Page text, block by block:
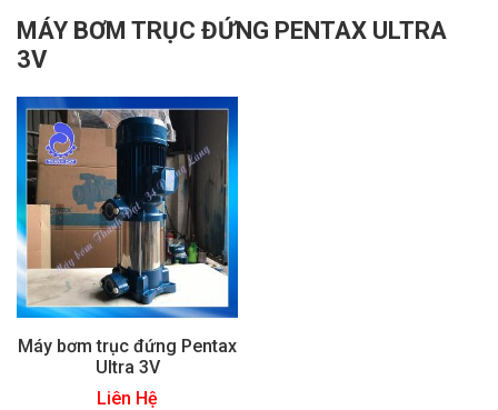
MÁY BƠM TRỤC ĐỨNG PENTAX ULTRA
3V
Máy bơm trục đứng Pentax
Ultra 3V
Liên Hệ